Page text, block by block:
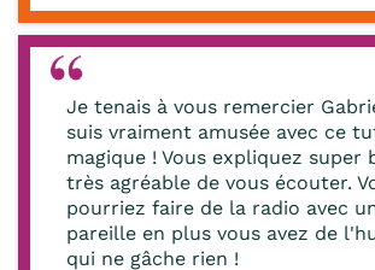
Je tenais à vous remercier
suis vraiment amusée avec ce
magique ! Vous expliquez super
très agréable de vous écouter.
pourriez faire de la radio avec
pareille en plus vous avez de
qui ne gâche rien !